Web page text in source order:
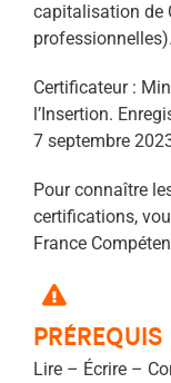
capitalisation de
professionnelles).
Certificateur :
l’Insertion.
7 septembre
Pour connaître
certifications,
France
PRÉREQUIS
Lire – Écrire –